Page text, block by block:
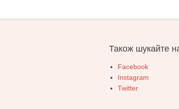
Також шукайте
Facebook
Instagram
Twitter